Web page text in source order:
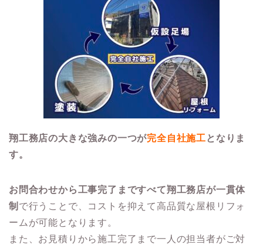
翔工務店の大きな強みの一つが完全自社施工となりま
す。
お問合わせから工事完了まですべて翔工務店が一貫体
制 で行うことで、コストを抑えて高品質な屋根リフォ
ームが可能となります。
また、お見積りから施工完了まで一人の担当者がご対